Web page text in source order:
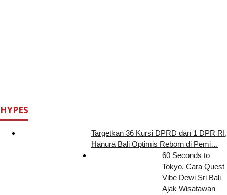
HYPES
Targetkan 36 Kursi DPRD dan 1 DPR RI,
Hanura Bali Optimis Reborn di Pemi…
60 Seconds to
Tokyo, Cara Quest
Vibe Dewi Sri Bali
Ajak Wisatawan